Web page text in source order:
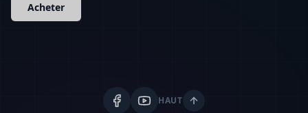
Acheter
HAUT